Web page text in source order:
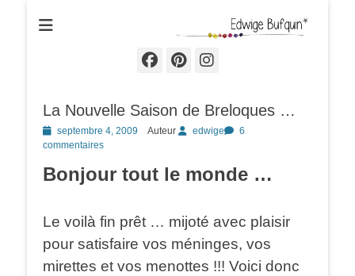
Edwige Bufquin
Facebook
Pinterest
Instagram
La Nouvelle Saison de Breloques …
Posted
on
septembre 4, 2009 Auteur edwige
6
commentaires
Bonjour tout le monde …
Le voilà fin prêt … mijoté avec plaisir
pour satisfaire vos méninges, vos
mirettes et vos menottes !!! Voici donc